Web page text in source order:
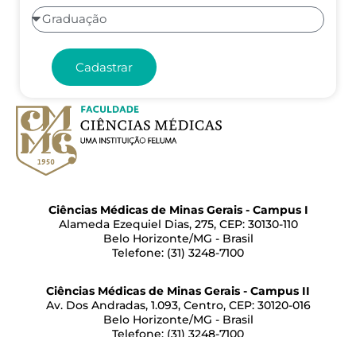
Cadastrar
Ciências Médicas de Minas Gerais - Campus I
Alameda Ezequiel Dias, 275, CEP: 30130-110
Belo Horizonte/MG - Brasil
Telefone: (31) 3248-7100
Ciências Médicas de Minas Gerais - Campus II
Av. Dos Andradas, 1.093, Centro, CEP: 30120-016
Belo Horizonte/MG - Brasil
Telefone: (31) 3248-7100